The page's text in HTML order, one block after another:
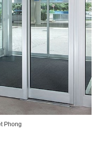
Phong